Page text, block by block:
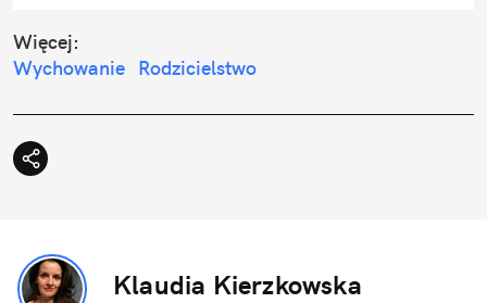
Więcej:
Wychowanie Rodzicielstwo
Klaudia Kierzkowska